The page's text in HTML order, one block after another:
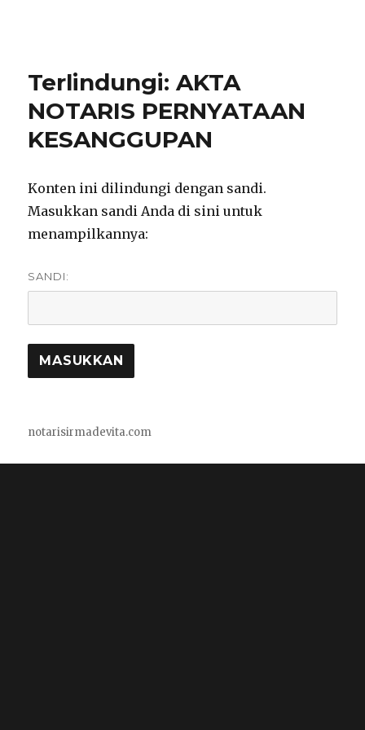
Terlindungi: AKTA
NOTARIS PERNYATAAN
KESANGGUPAN
Konten ini dilindungi dengan sandi.
Masukkan sandi Anda di sini untuk
menampilkannya:
SANDI:
notarisirmadevita.com